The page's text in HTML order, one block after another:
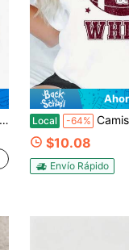
Local -64% Camiseta con cuello redondo impresa con los colores del
$10.08
Envío Rápido